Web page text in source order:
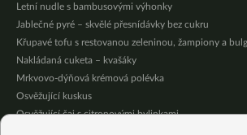
Letní nudle s bambusovými výhonky
Jablečné pyré – skvělé přesnídávky bez cukru
Křupavé tofu s restovanou zeleninou, žampiony a
Nakládaná cuketa – kvašáky
Mrkvovo-dýňová krémová polévka
Osvěžující kuskus
Osvěžující čaj s citronovými bylinkami